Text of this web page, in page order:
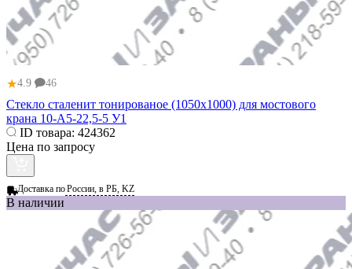
★4.9 46
Стекло сталенит тонированое (1050x1000) для мостового
крана 10-А5-22,5-5 У1
ID товара: 424362
Цена по запросу
Доставка поРоссии, в РБ, KZ
В наличии